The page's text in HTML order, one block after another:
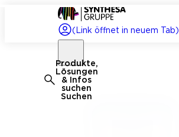
(Link öffnet in neuem Tab)
Produkte,
Lösungen
& Infos
suchen
Suchen